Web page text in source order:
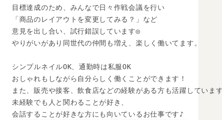
目標達成のため、みんなで日々作戦会議を行い
「商品のレイアウトを変更してみる？」など
意見を出し合い、試行錯誤しています◎
やりがいがあり同世代の仲間も増え、楽しく働いてます。
シンプルネイルOK、通勤時は私服OK
おしゃれもしながら自分らしく働くことができます！
また、販売や接客、飲食店などの経験がある方も活躍していま
未経験でも人と関わることが好き、
会話することが好きな方にも向いているお仕事です♪